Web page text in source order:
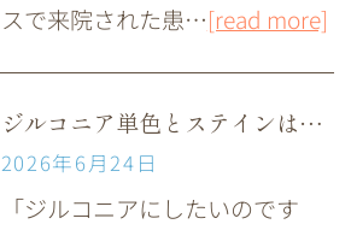
スで来院された患…[read more]
ジルコニア単色とステインは何が違うのですか？
2026年6月24日
「ジルコニアにしたいのです